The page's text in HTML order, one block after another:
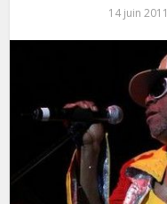
14 juin 2011